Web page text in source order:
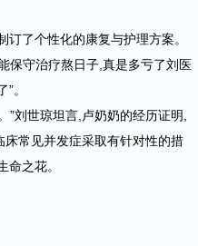
了个性化的康复与护理方案。
保守治疗熬日子,真是多亏了刘医
。
刘世琼坦言,卢奶奶的经历证明,
常见并发症采取有针对性的措
之花。